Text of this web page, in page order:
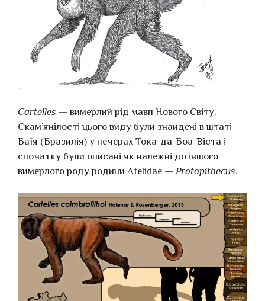
Cartelles — вимерлий рід мавп Нового Світу.
Скам’янілості цього виду були знайдені в штаті
Баїя (Бразилія) у печерах Тока-да-Боа-Віста і
спочатку були описані як належні до іншого
вимерлого роду родини Atelidae — Protopithecus.